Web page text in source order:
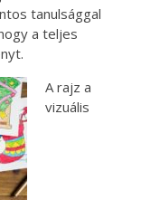
tanulsággal
a teljes
A rajz a
vizuális